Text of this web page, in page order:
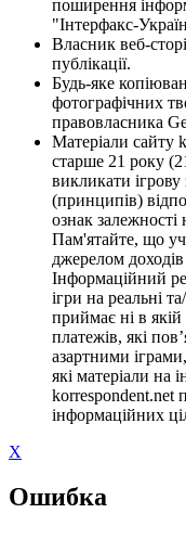
поширення
"Інтерфакс-
Власник веб-
публікації.
Будь-яке
фотографічних
правовласника
Матеріали сайту
старше 21 року
викликати
(принципів)
ознак залежності
Пам'ятайте, що
джерелом
Інформаційний
ігри на реальні
приймає ні в
платежів, які
азартними
які матеріали на
korrespondent.net
інформаційних
X
Ошибка